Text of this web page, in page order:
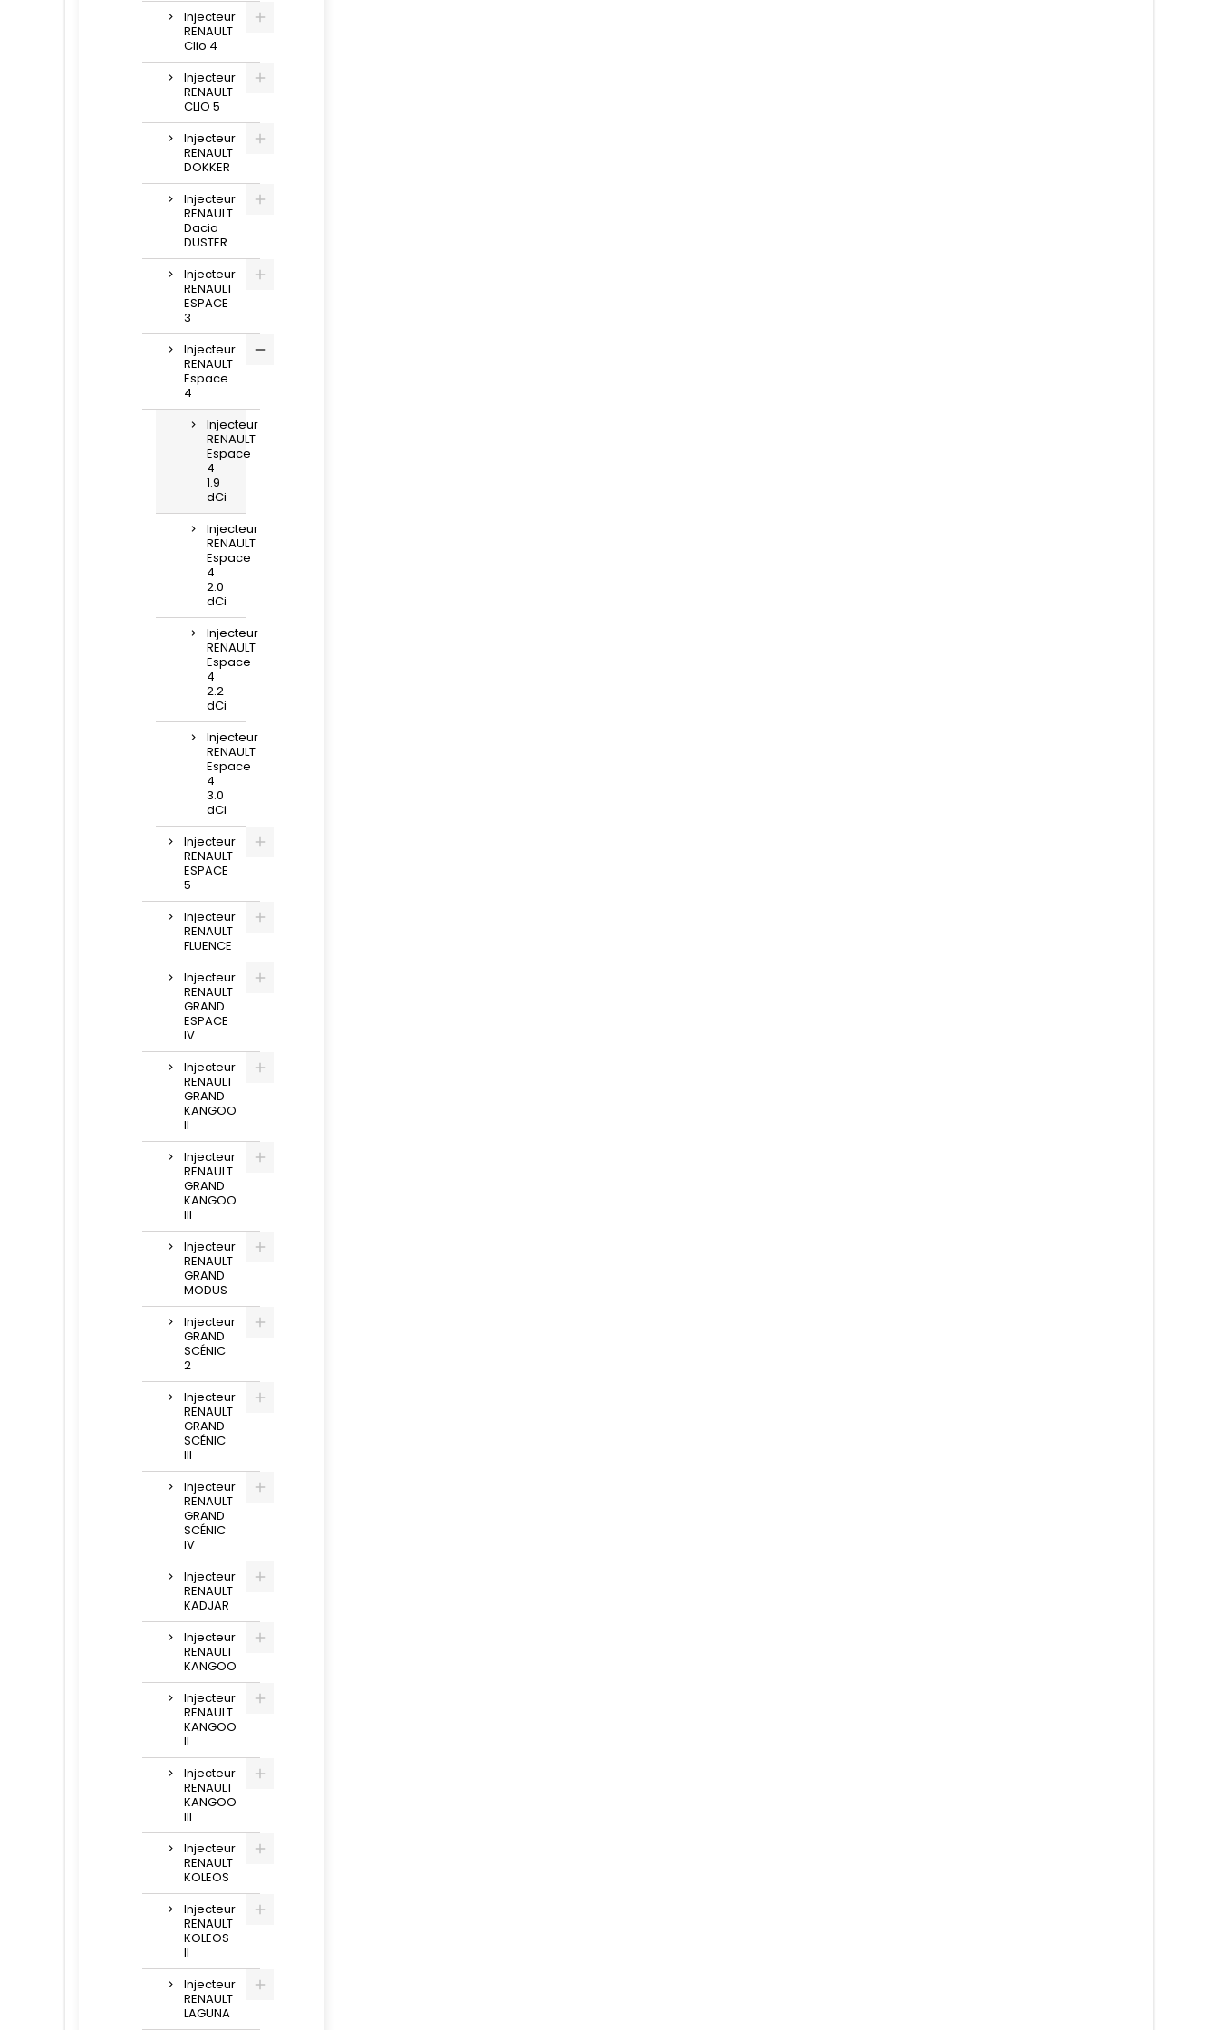
Injecteur
RENAULT
Clio 4
Injecteur
RENAULT
CLIO 5
Injecteur
RENAULT
DOKKER
Injecteur
RENAULT
Dacia
DUSTER
Injecteur
RENAULT
ESPACE
3
Injecteur
RENAULT
Espace
4
Injecteur
RENAULT
Espace
4
1.9
dCi
Injecteur
RENAULT
Espace
4
2.0
dCi
Injecteur
RENAULT
Espace
4
2.2
dCi
Injecteur
RENAULT
Espace
4
3.0
dCi
Injecteur
RENAULT
ESPACE
5
Injecteur
RENAULT
FLUENCE
Injecteur
RENAULT
GRAND
ESPACE
IV
Injecteur
RENAULT
GRAND
KANGOO
II
Injecteur
RENAULT
GRAND
KANGOO
III
Injecteur
RENAULT
GRAND
MODUS
Injecteur
GRAND
SCÉNIC
2
Injecteur
RENAULT
GRAND
SCÉNIC
III
Injecteur
RENAULT
GRAND
SCÉNIC
IV
Injecteur
RENAULT
KADJAR
Injecteur
RENAULT
KANGOO
Injecteur
RENAULT
KANGOO
II
Injecteur
RENAULT
KANGOO
III
Injecteur
RENAULT
KOLEOS
Injecteur
RENAULT
KOLEOS
II
Injecteur
RENAULT
LAGUNA